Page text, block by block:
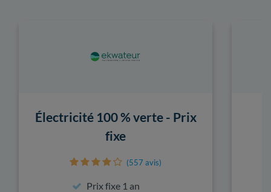
Électricité 100 % verte - Prix
fixe
(557 avis)
Prix fixe 1 an